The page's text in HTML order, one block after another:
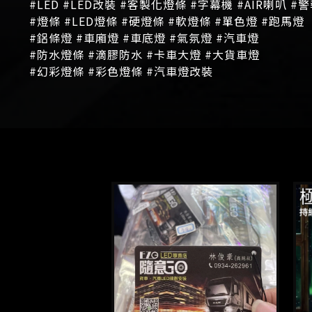
#LED #LED改裝 #客製化燈條 #字幕機 #AIR喇叭 #
#燈條 #LED燈條 #硬燈條 #軟燈條 #單色燈 #跑馬燈
#鋁條燈 #車廂燈 #車底燈 #氣氛燈 #汽車燈
#防水燈條 #滴膠防水 #卡車大燈 #大貨車燈
#幻彩燈條 #彩色燈條 #汽車燈改裝